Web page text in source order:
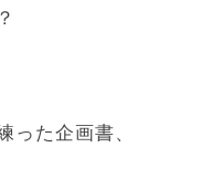
った企画書、